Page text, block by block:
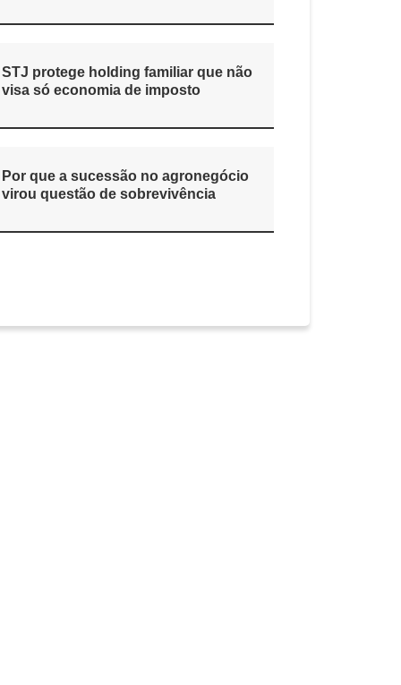
STJ protege holding familiar que não
visa só economia de imposto
Por que a sucessão no agronegócio
virou questão de sobrevivência